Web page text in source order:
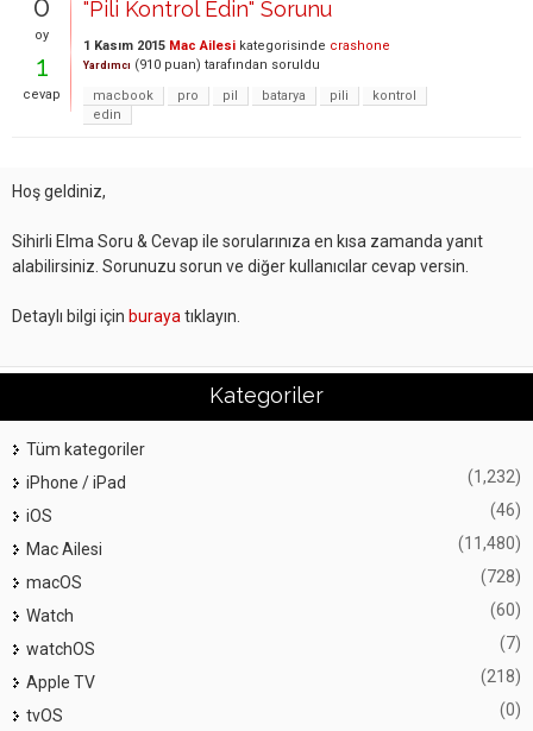
oy
1
cevap
"Pili Kontrol Edin" Sorunu
1 Kasım 2015 Mac Ailesi kategorisinde crashone
Yardımcı (910 puan) tarafından soruldu
macbook
pro pil batarya pili
kontrol
edin
Hoş geldiniz,
Sihirli Elma Soru & Cevap ile sorularınıza en kısa zamanda yanıt
alabilirsiniz. Sorunuzu sorun ve diğer kullanıcılar cevap versin.
Detaylı bilgi için buraya tıklayın.
Kategoriler
Tüm kategoriler
iPhone / iPad
(1,232)
iOS (46)
Mac Ailesi (11,480)
macOS (728)
Watch (60)
watchOS (7)
Apple TV (218)
tvOS (0)